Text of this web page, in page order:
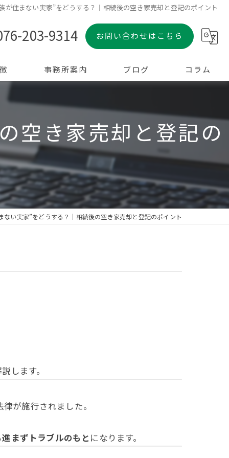
が住まない実家”をどうする？｜相続後の空き家売却と登記のポイント
203-9314 お問い合わせはこちら
事務所案内 ブログ コラム
空き家売却と登記の
ない実家”をどうする？｜相続後の空き家売却と登記のポイント
します。
律が施行されました。
まずトラブルのもと になります。